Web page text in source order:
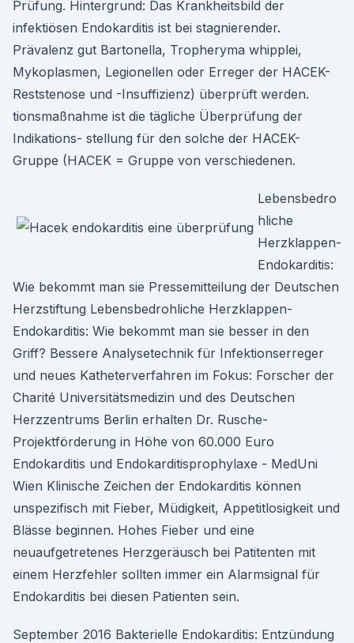
Prüfung. Hintergrund: Das Krankheitsbild der
infektiösen Endokarditis ist bei stagnierender.
Prävalenz gut Bartonella, Tropheryma whipplei,
Mykoplasmen, Legionellen oder Erreger der HACEK-
Reststenose und -Insuffizienz) überprüft werden.
tionsmaßnahme ist die tägliche Überprüfung der
Indikations- stellung für den solche der HACEK-
Gruppe (HACEK = Gruppe von verschiedenen.
Lebensbedro
hliche
Herzklappen-
Endokarditis:
Wie bekommt man sie Pressemitteilung der Deutschen
Herzstiftung Lebensbedrohliche Herzklappen-
Endokarditis: Wie bekommt man sie besser in den
Griff? Bessere Analysetechnik für Infektionserreger
und neues Katheterverfahren im Fokus: Forscher der
Charité Universitätsmedizin und des Deutschen
Herzzentrums Berlin erhalten Dr. Rusche-
Projektförderung in Höhe von 60.000 Euro
Endokarditis und Endokarditisprophylaxe - MedUni
Wien Klinische Zeichen der Endokarditis können
unspezifisch mit Fieber, Müdigkeit, Appetitlosigkeit und
Blässe beginnen. Hohes Fieber und eine
neuaufgetretenes Herzgeräusch bei Patitenten mit
einem Herzfehler sollten immer ein Alarmsignal für
Endokarditis bei diesen Patienten sein.
September 2016 Bakterielle Endokarditis: Entzündung